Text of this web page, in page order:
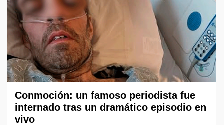
Conmoción: un famoso periodista fue
internado tras un dramático episodio en
vivo